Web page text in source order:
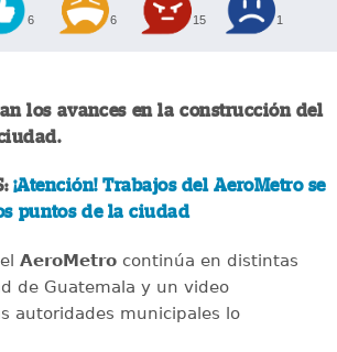
6 6 15 1
los avances en la construcción del
¡Atención! Trabajos del AeroMetro se
puntos de la ciudad
AeroMetrocontinúa en distintas
de Guatemala y un video
autoridades municipales lo